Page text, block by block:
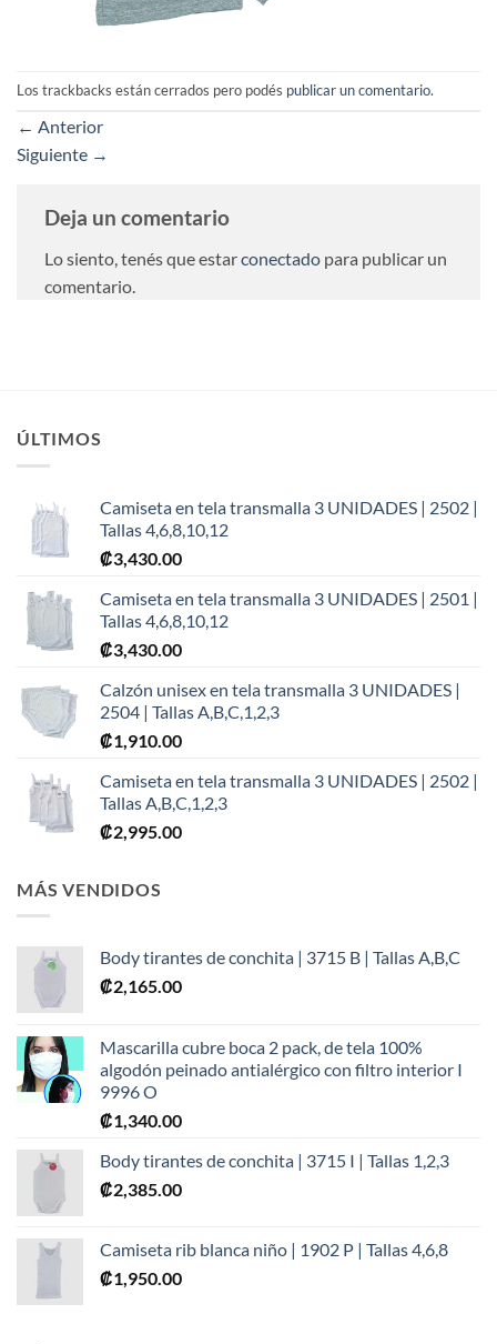
Los trackbacks están cerrados pero podés publicar un comentario.
← Anterior
Siguiente →
Deja un comentario
Lo siento, tenés que estarconectado para publicar un
comentario.
ÚLTIMOS
Camiseta en tela transmalla 3 UNIDADES | 2502 |
Tallas 4,6,8,10,12
₡3,430.00
Camiseta en tela transmalla 3 UNIDADES | 2501 |
Tallas 4,6,8,10,12
₡3,430.00
Calzón unisex en tela transmalla 3 UNIDADES |
2504 | Tallas A,B,C,1,2,3
₡1,910.00
Camiseta en tela transmalla 3 UNIDADES | 2502 |
Tallas A,B,C,1,2,3
₡2,995.00
MÁS VENDIDOS
Body tirantes de conchita | 3715 B | Tallas A,B,C
₡2,165.00
Mascarilla cubre boca 2 pack, de tela 100%
algodón peinado antialérgico con filtro interior I
9996 O
₡1,340.00
Body tirantes de conchita | 3715 I | Tallas 1,2,3
₡2,385.00
Camiseta rib blanca niño | 1902 P | Tallas 4,6,8
₡1,950.00